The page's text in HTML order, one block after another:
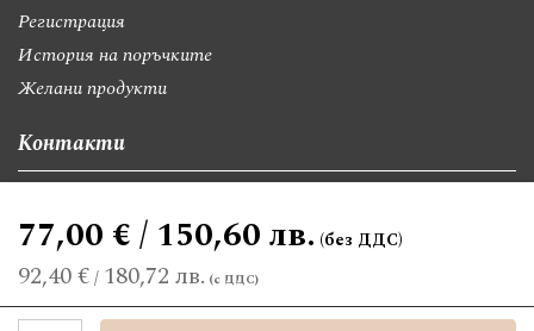
92,40 €/ 180,72 лв.
77,00 € / 150,60 лв.
Регистрация
История на поръчките
Желани продукти
Контакти
giftsbgnet@gmail.com
+359 89 9528300
+359 89 8580494